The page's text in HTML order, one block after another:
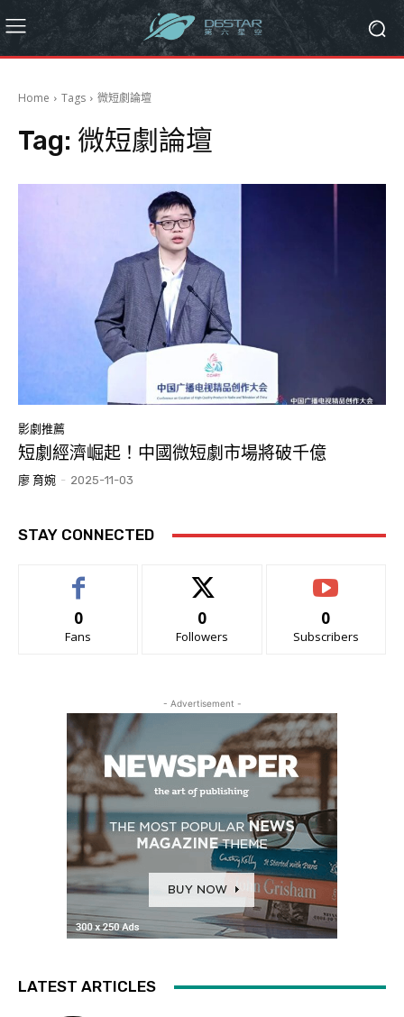
Home Tags 微短劇論壇
Tag: 微短劇論壇
影劇推薦
短劇經濟崛起！中國微短劇市場將破千億
廖 育婉 - 2025-11-03
STAY CONNECTED
0
Fans
0
Followers
0
Subscribers
- Advertisement -
LATEST ARTICLES